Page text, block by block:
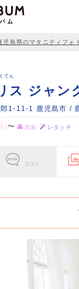
児島県のマタニティフォ
てん
ス ジャン
郎1-11-1 鹿児島市 /
)〜 衣装 レタッチ
口コミ